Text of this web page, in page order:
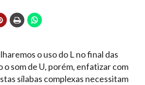
o uso do L no final das
o som de U, porém, enfatizar com
sílabas complexas necessitam